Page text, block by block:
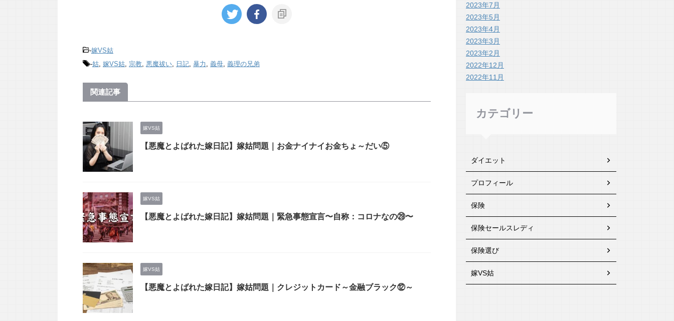
-嫁VS姑
-姑 嫁VS姑 宗教 悪魔祓い 日記 暴力 義母 義理の兄弟
関連記事
嫁VS姑
【悪魔とよばれた嫁日記】嫁姑問題｜お金ナイナイお金ちょ～だい⑤
嫁VS姑
【悪魔とよばれた嫁日記】嫁姑問題｜緊急事態宣言〜自称：コロナなの㉙〜
嫁VS姑
【悪魔とよばれた嫁日記】嫁姑問題｜クレジットカード～金融ブラック⑫～
2023年7月
2023年5月
2023年4月
2023年3月
2023年2月
2022年12月
2022年11月
カテゴリー
ダイエット
プロフィール
保険
保険セールスレディ
保険選び
嫁VS姑